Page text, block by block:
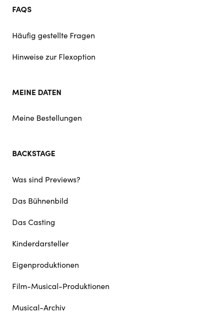
FAQS
Häufig gestellte Fragen
Hinweise zur Flexoption
MEINE DATEN
Meine Bestellungen
BACKSTAGE
Was sind Previews?
Das Bühnenbild
Das Casting
Kinderdarsteller
Eigenproduktionen
Film-Musical-Produktionen
Musical-Archiv